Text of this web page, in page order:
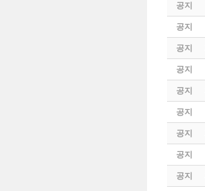
공지
공지
공지
공지
공지
공지
공지
공지
공지